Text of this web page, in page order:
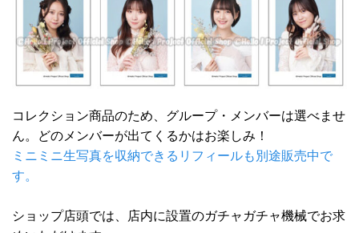
コレクション商品のため、グループ・メンバーは選べませ
ん。どのメンバーが出てくるかはお楽しみ！
ミニミニ生写真を収納できるリフィールも別途販売中で
す。
ショップ店頭では、店内に設置のガチャガチャ機械でお求